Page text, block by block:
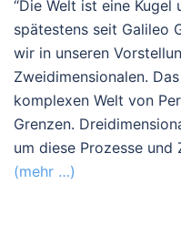
“Die Welt ist eine Kugel
spätestens seit Galileo
wir in unseren
Zweidimensionalen.
komplexen Welt von
Grenzen.
um diese Prozesse und
(mehr …)